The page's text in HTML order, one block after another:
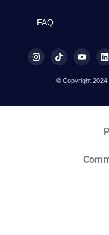
FAQ
© Copyright